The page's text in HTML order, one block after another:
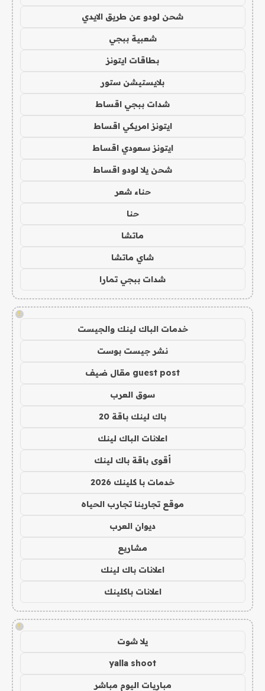
شحن لودو عن طريق الايدي
شعبية ببجي
بطاقات ايتونز
بلايستيشن ستور
شدات ببجي اقساط
ايتونز امريكي اقساط
ايتونز سعودي اقساط
شحن يلا لودو اقساط
حناء شعر
حنا
ماتشا
شاي ماتشا
شدات ببجي تمارا
!
خدمات الباك لينك والجيست
نشر جيست بوست
guest post مقال ضيف
سوق العرب
باك لينك باقة 20
اعلانات الباك لينك
أقوى باقة باك لينك
خدمات با كلينك 2026
موقع تجاربنا تجارب الحياه
ديوان العرب
مشاريع
اعلانات باك لينك
اعلانات باكلينك
!
يلا شوت
yalla shoot
مباريات اليوم مباشر